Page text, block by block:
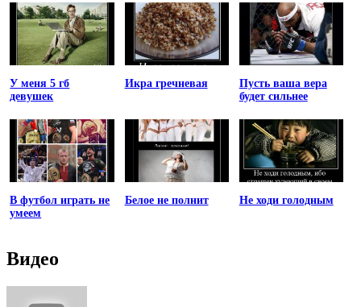
У меня 5 гб
девушек
Икра гречневая
Пусть ваша вера
будет сильнее
В футбол играть не
умеем
Белое не полнит Не ходи голодным
Видео